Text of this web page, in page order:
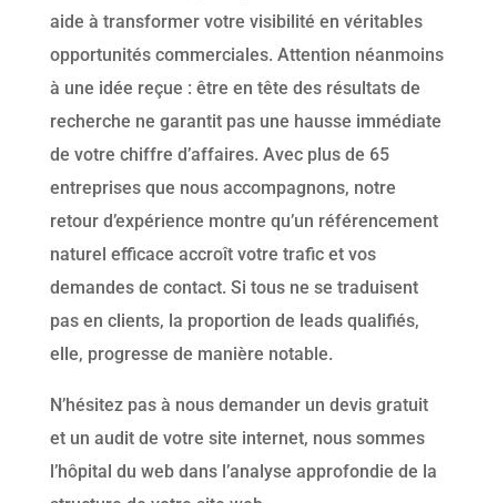
aide à transformer votre visibilité en véritables
opportunités commerciales. Attention néanmoins
à une idée reçue : être en tête des résultats de
recherche ne garantit pas une hausse immédiate
de votre chiffre d’affaires. Avec plus de 65
entreprises que nous accompagnons, notre
retour d’expérience montre qu’un référencement
naturel efficace accroît votre trafic et vos
demandes de contact. Si tous ne se traduisent
pas en clients, la proportion de leads qualifiés,
elle, progresse de manière notable.
N’hésitez pas à nous demander un devis gratuit
et un audit de votre site internet, nous sommes
l’hôpital du web dans l’analyse approfondie de la